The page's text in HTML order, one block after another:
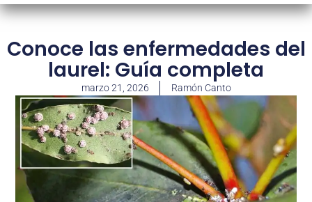
Conoce las enfermedades del
laurel: Guía completa
marzo 21, 2026 Ramón Canto